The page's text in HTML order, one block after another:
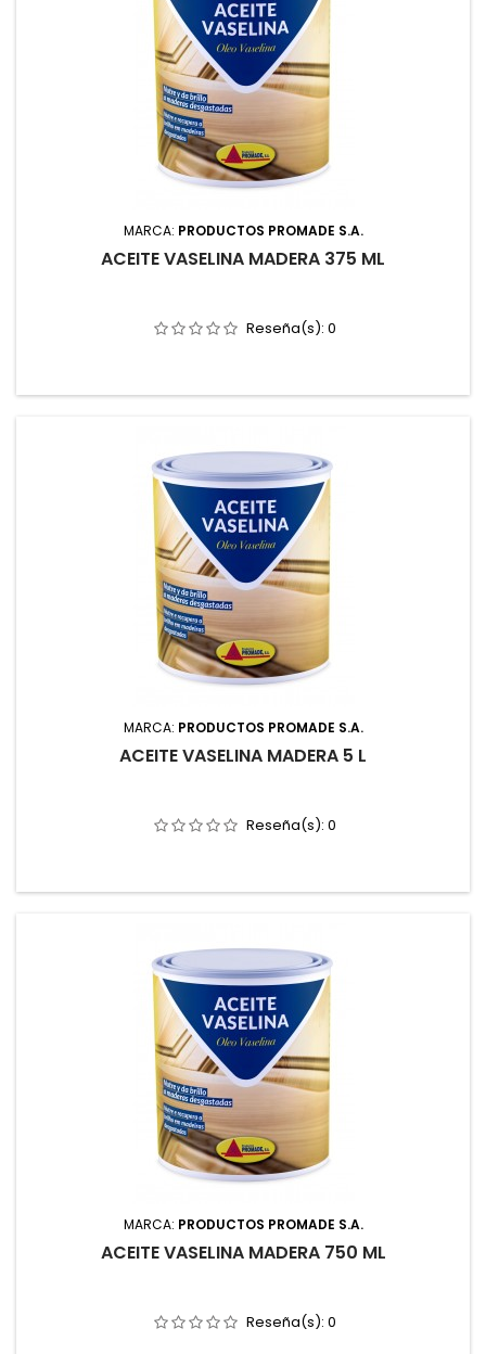
MARCA: PRODUCTOS PROMADE S.A.
ACEITE VASELINA MADERA 375 ML
Reseña(s): 0
MARCA: PRODUCTOS PROMADE S.A.
ACEITE VASELINA MADERA 5 L
Reseña(s): 0
MARCA: PRODUCTOS PROMADE S.A.
ACEITE VASELINA MADERA 750 ML
Reseña(s): 0